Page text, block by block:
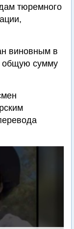
тюремного
виновным в
общую сумму